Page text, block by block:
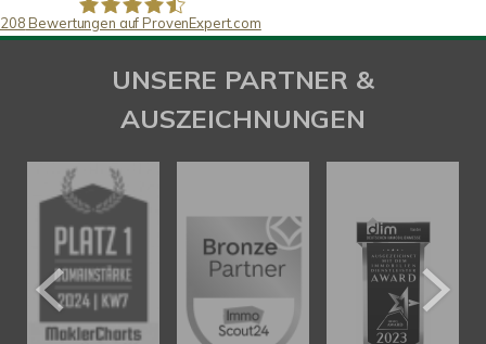
SAW Immobilien
208 Bewertungen auf ProvenExpert.com
UNSERE PARTNER &
AUSZEICHNUNGEN